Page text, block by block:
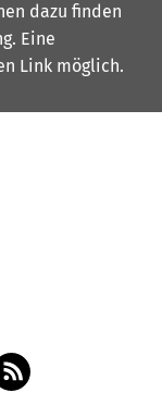
dazu finden
. Eine
Link möglich.